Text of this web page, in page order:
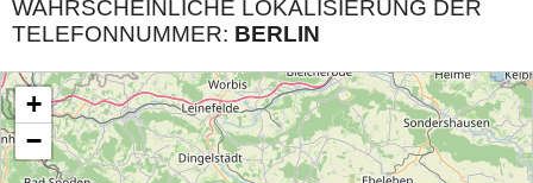
WAHRSCHEINLICHE LOKALISIERUNG DER
TELEFONNUMMER: BERLIN